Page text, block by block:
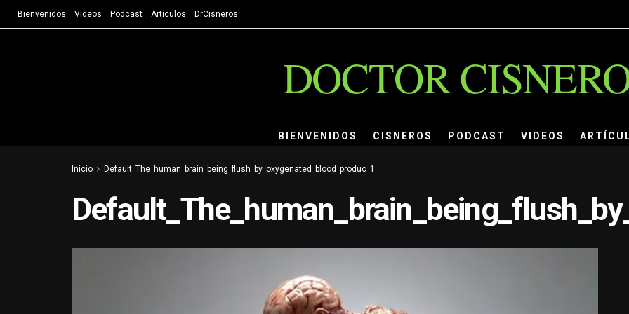
Bienvenidos Videos Podcast Artículos DrCisneros
DOCTOR
BIENVENIDOS CISNEROS PODCAST VIDEOS
Inicio Default_The_human_brain_being_flush_by_oxygenated_blood_produc_1